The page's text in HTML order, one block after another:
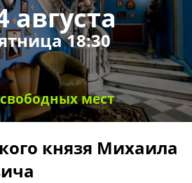
августа
18:30
мест
князя Михаила